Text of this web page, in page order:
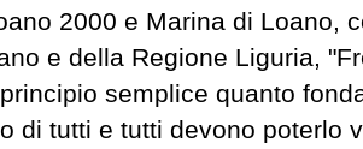
2000 e Marina di Loano,
e della Regione Liguria,
semplice quanto
di tutti e tutti devono poterlo